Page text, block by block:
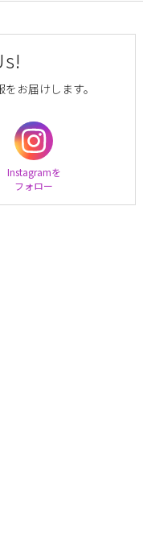
お届けします。
Instagramを
フォロー